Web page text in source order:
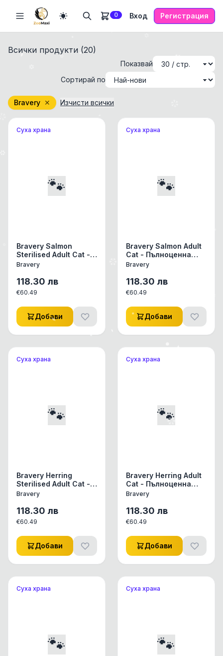
0 Вход Регистрация
Всички продукти (20)
Показвай
Сортирай по
Bravery ✕ Изчисти всички
Суха храна
🐾
Bravery Salmon
Sterilised Adult Cat -
Пълноценна храна за
кастрирани котки от
всички породи със
сьомга 7 кг
Bravery
118.30 лв
€60.49
Добави
Суха храна
🐾
Bravery Salmon Adult
Cat - Пълноценна
храна за израснали
породи със сьомга 7
кг
Bravery
118.30 лв
€60.49
Добави
Суха храна
🐾
Bravery Herring
Sterilised Adult Cat -
Пълноценна храна за
кастрирани котки от
всички породи с
херинга 7 кг
Bravery
118.30 лв
€60.49
Добави
Суха храна
🐾
Bravery Herring Adult
Cat - Пълноценна
храна за израснали
породи с херинга 7
кг
Bravery
118.30 лв
€60.49
Добави
Суха храна
🐾
Суха храна
🐾